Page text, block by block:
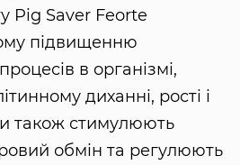
Pig Saver Feorte
підвищенню
в організмі,
диханні, рості і
також стимулюють
обмін та регулюють